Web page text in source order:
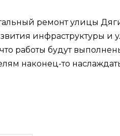
ремонт улицы
инфраструктуры и
работы будут
наконец-то